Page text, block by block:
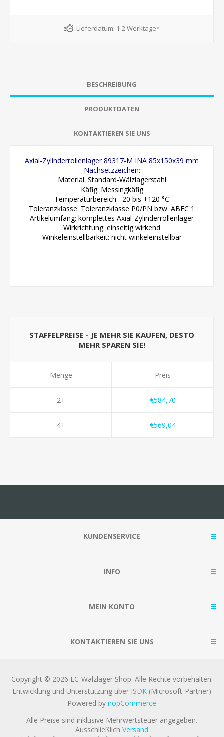
Lieferdatum: 1-2 Werktage*
BESCHREIBUNG
PRODUKTDATEN
KONTAKTIEREN SIE UNS
Axial-Zylinderrollenlager 89317-M INA 85x150x39 mm
Nachsetzzeichen:
Material: Standard-Wälzlagerstahl
Käfig: Messingkäfig
Temperaturbereich: -20 bis +120 °C
Toleranzklasse: Toleranzklasse P0/PN bzw. ABEC 1
Artikelumfang: komplettes Axial-Zylinderrollenlager
Wirkrichtung: einseitig wirkend
Winkeleinstellbarkeit: nicht winkeleinstellbar
STAFFELPREISE - JE MEHR SIE KAUFEN, DESTO
MEHR SPAREN SIE!
Menge
2+
4+
Preis
€584,70
€569,04
KUNDENSERVICE
INFO
MEIN KONTO
KONTAKTIEREN SIE UNS
Copyright © 2026 LC-Wälzlager Shop. Alle Rechte vorbehalten.
Entwicklung und Unterstützung über ISDK (Microsoft-Partner)
Powered by nopCommerce
Alle Preise sind inklusive Mehrwertsteuer angegeben.
Ausschließlich Versand